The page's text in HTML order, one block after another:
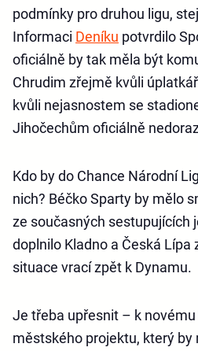
podmínky pro druhou ligu,
Informaci Deníku potvrdilo
oficiálně by tak měla být
Chrudim zřejmě kvůli
kvůli nejasnostem se
Jihočechům oficiálně
Kdo by do Chance Národní
nich? Béčko Sparty by mělo
ze současných sestupujících
doplnilo Kladno a Česká Lípa
situace vrací zpět k Dynamu.
Je třeba upřesnit – k
městského projektu, který by